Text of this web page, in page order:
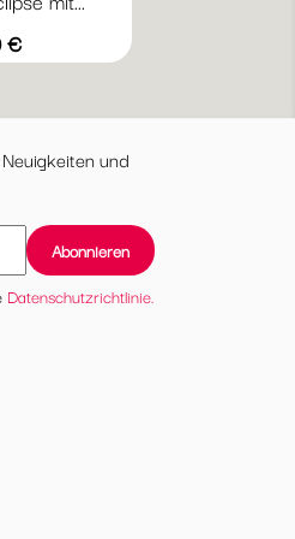
€
Eiche
Funiert
und
Datenschutzrichtlinie.